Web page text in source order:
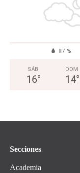
87 %
SÁB
16°
DOM
14°
Secciones
Academia